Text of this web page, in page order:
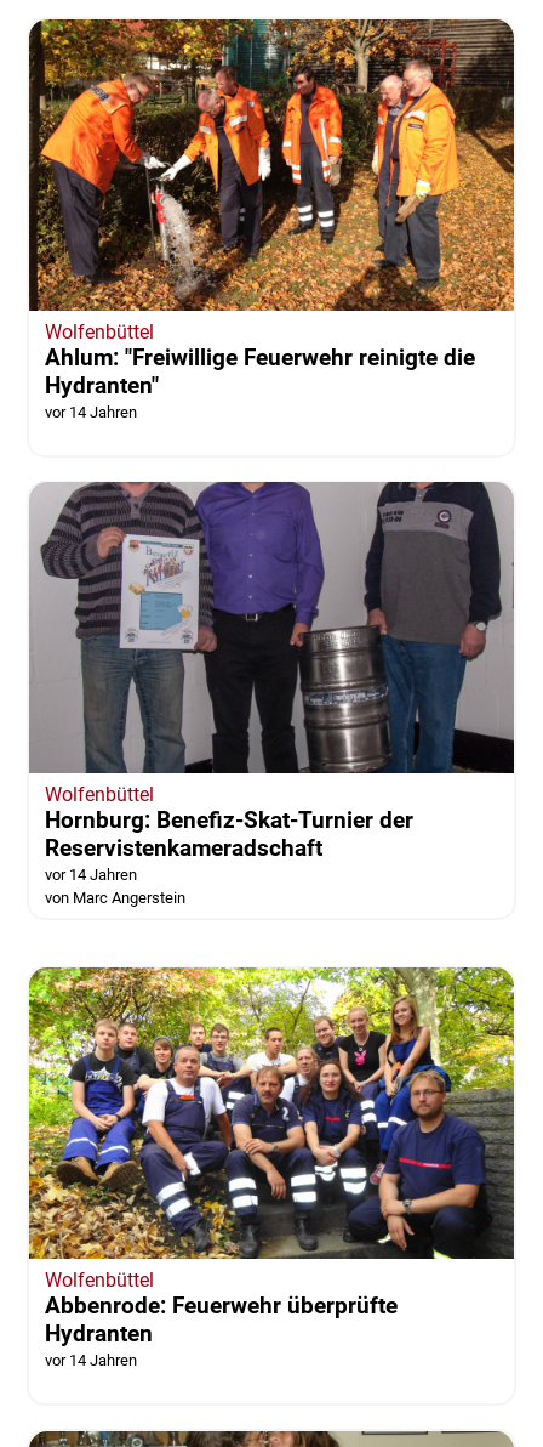
Wolfenbüttel
Ahlum: "Freiwillige Feuerwehr reinigte die
Hydranten"
vor 14 Jahren
Wolfenbüttel
Hornburg: Benefiz-Skat-Turnier der
Reservistenkameradschaft
vor 14 Jahren
von Marc Angerstein
Wolfenbüttel
Abbenrode: Feuerwehr überprüfte
Hydranten
vor 14 Jahren